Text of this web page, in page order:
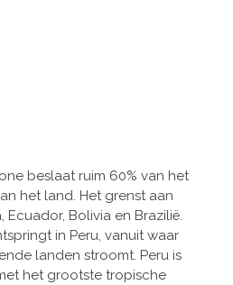
beslaat ruim 60% van het
het land. Het grenst aan
Bolivia en Brazilië.
in Peru, vanuit waar
landen stroomt. Peru is
het grootste tropische